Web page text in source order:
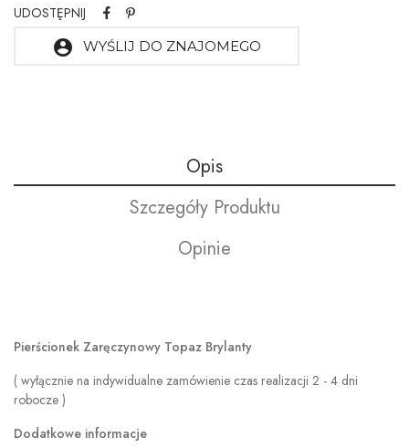
UDOSTĘPNIJ
account_circle WYŚLIJ DO ZNAJOMEGO
Opis
Szczegóły Produktu
Opinie
Pierścionek Zaręczynowy Topaz Brylanty
( wyłącznie na indywidualne zamówienie czas realizacji 2 - 4 dni
robocze )
Dodatkowe informacje